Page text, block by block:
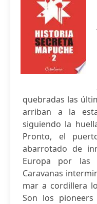
quebradas las
arriban a la
siguiendo la
Pronto, el
abarrotado de
Europa por las
Caravanas
mar a cordillera
Son los